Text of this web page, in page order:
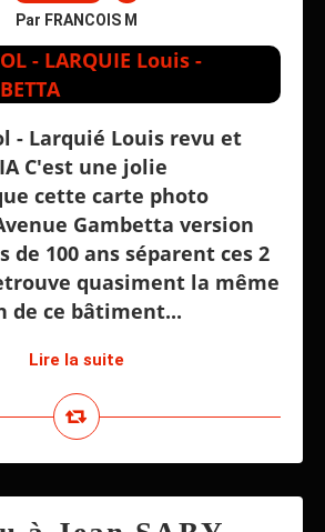
Par FRANCOIS M
- Larquié Louis revu et
C'est une jolie
cette carte photo
Gambetta version
de 100 ans séparent ces 2
quasiment la même
de ce bâtiment...
Lire la suite